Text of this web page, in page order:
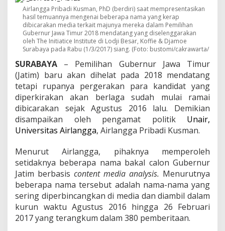
b
J
a
t
i
m
2
0
1
8
:
R
i
s
m
K
a
l
a
h
k
a
Airlangga Pribadi Kusman, PhD (berdiri) saat mempresentasikan
hasil temuannya mengenai beberapa nama yang kerap
dibicarakan media terkait majunya mereka dalam Pemilihan
Gubernur Jawa Timur 2018 mendatang yang diselenggarakan
oleh The Initiatice Institute di Lodji Besar, Koffie & Djamoe
Surabaya pada Rabu (1/3/2017) siang. (Foto: bustomi/cakrawarta/
SURABAYA – Pemilihan Gubernur Jawa Timur
(Jatim) baru akan dihelat pada 2018 mendatang
tetapi rupanya pergerakan para kandidat yang
diperkirakan akan berlaga sudah mulai ramai
dibicarakan sejak Agustus 2016 lalu. Demikian
disampaikan oleh pengamat politik Unair,
Universitas Airlangga, Airlangga Pribadi Kusman.
Menurut Airlangga, pihaknya memperoleh
setidaknya beberapa nama bakal calon Gubernur
Jatim berbasis content media analysis. Menurutnya
beberapa nama tersebut adalah nama-nama yang
sering diperbincangkan di media dan diambil dalam
kurun waktu Agustus 2016 hingga 26 Februari
2017 yang terangkum dalam 380 pemberitaan.